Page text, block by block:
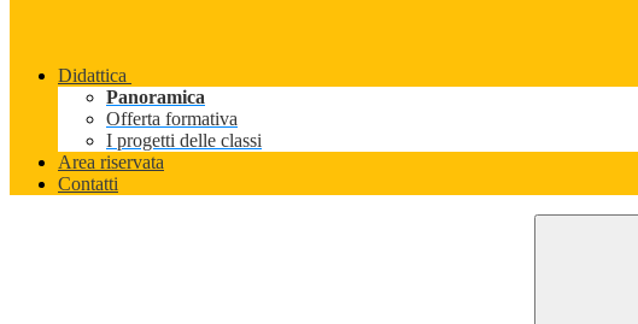
Didattica
Panoramica
Offerta formativa
I progetti delle classi
Area riservata
Contatti